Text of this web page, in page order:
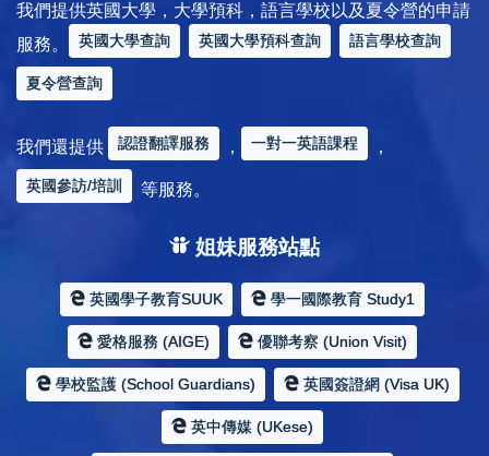
我們提供英國大學，大學預科，語言學校以及夏令營的申請
服務。
英國大學查詢 英國大學預科查詢 語言學校查詢
夏令營查詢
我們還提供 認證翻譯服務 ， 一對一英語課程 ，
英國參訪/培訓 等服務。
姐妹服務站點
英國學子教育SUUK 學一國際教育 Study1
愛格服務 (AIGE) 優聯考察 (Union Visit)
學校監護 (School Guardians) 英國簽證網 (Visa UK)
英中傳媒 (UKese)